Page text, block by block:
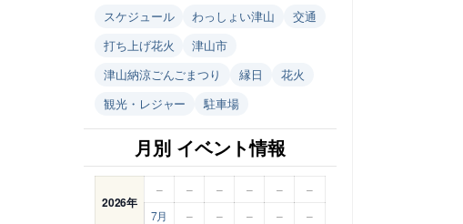
スケジュール
わっしょい津山
交通
打ち上げ花火
津山市
津山納涼ごんごまつり
縁日
花火
観光・レジャー
駐車場
月別 イベント情報
2026年
– – – – –
–
7月
– – – – –